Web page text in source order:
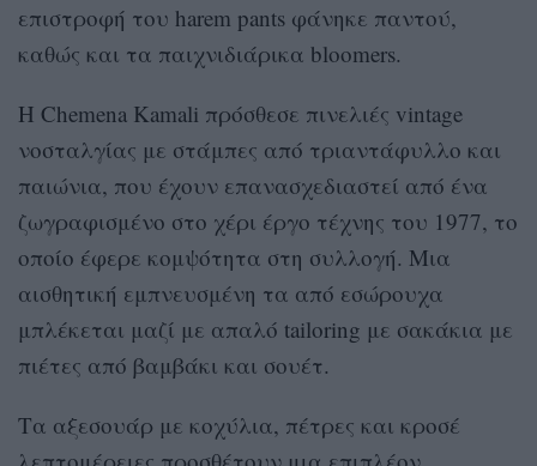
επιστροφή του harem pants φάνηκε παντού,
καθώς και τα παιχνιδιάρικα bloomers.
Η Chemena Kamali πρόσθεσε πινελιές vintage
νοσταλγίας με στάμπες από τριαντάφυλλο και
παιώνια, που έχουν επανασχεδιαστεί από ένα
ζωγραφισμένο στο χέρι έργο τέχνης του 1977, το
οποίο έφερε κομψότητα στη συλλογή. Μια
αισθητική εμπνευσμένη τα από εσώρουχα
μπλέκεται μαζί με απαλό tailoring με σακάκια με
πιέτες από βαμβάκι και σουέτ.
Τα αξεσουάρ με κοχύλια, πέτρες και κροσέ